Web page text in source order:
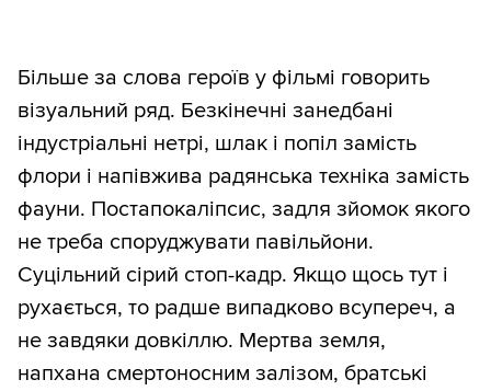
Більше за слова героїв у фільмі говорить
візуальний ряд. Безкінечні занедбані
індустріальні нетрі, шлак і попіл замість
флори і напівжива радянська техніка замість
фауни. Постапокаліпсис, задля зйомок якого
не треба споруджувати павільйони.
Суцільний сірий стоп-кадр. Якщо щось тут і
рухається, то радше випадково всупереч, а
не завдяки довкіллю. Мертва земля,
напхана смертоносним залізом, братські